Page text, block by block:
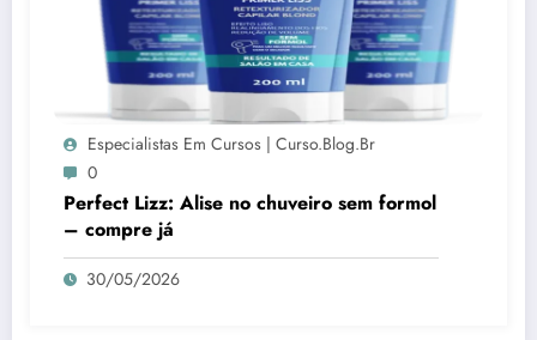
Especialistas Em Cursos | Curso.blog.br
0
Perfect Lizz: Alise no chuveiro sem formol
– compre já
30/05/2026